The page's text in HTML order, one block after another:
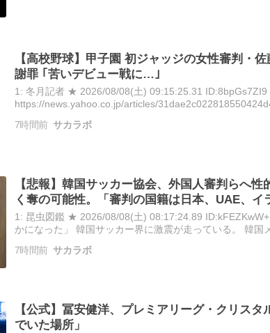
【高校野球】甲子園 初ジャッジの女性審判・
謝罪 ｢苦いデビュー戦に…｣
1: 冬月記者 ★ 2026/08/08(土) 09:15:25.31 ID:8bpGs7ZI9
https://news.yahoo.co.jp/articles/
7時間前 サカラボ
【悲報】韓国サッカー協会、外国人審判らへ
く奪の可能性。「審判の国籍は日本、UAE、イ
1: 昆虫図鑑 ★ 2026/08/08(土) 08:17:24.89
かになった」 韓国サッカー界に激震が走っている。 韓国
7時間前 サカラボ
【公式】冨安健洋、プレミアリーグ・クリス
でいた場所」